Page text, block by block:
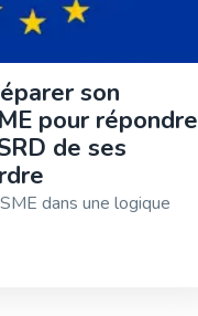
son
pour répondre
de ses
dans une logique